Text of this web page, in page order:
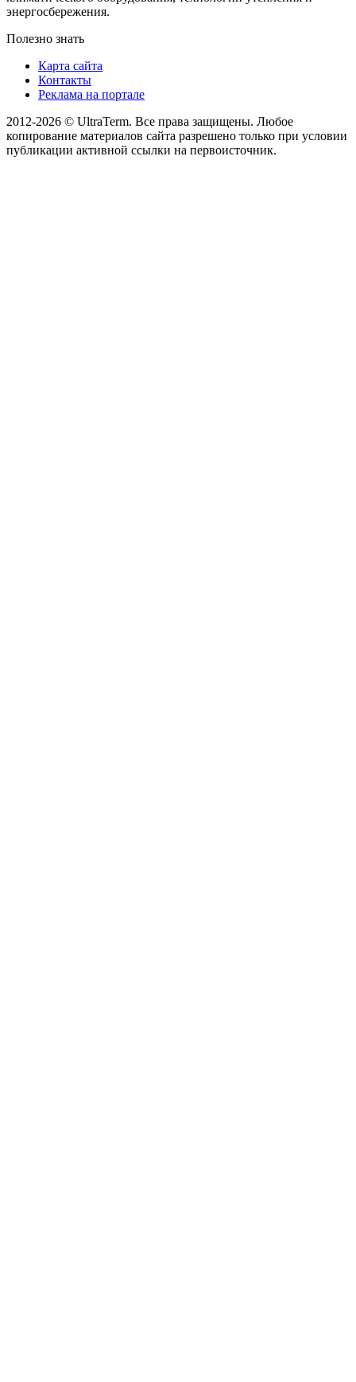
энергосбережения.
Полезно знать
Карта сайта
Контакты
Реклама на портале
2012-2026 © UltraTerm. Все права защищены. Любое
копирование материалов сайта разрешено только при условии
публикации активной ссылки на первоисточник.